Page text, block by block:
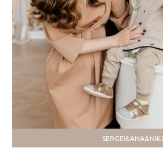
SERGEI&ANA&NIKI